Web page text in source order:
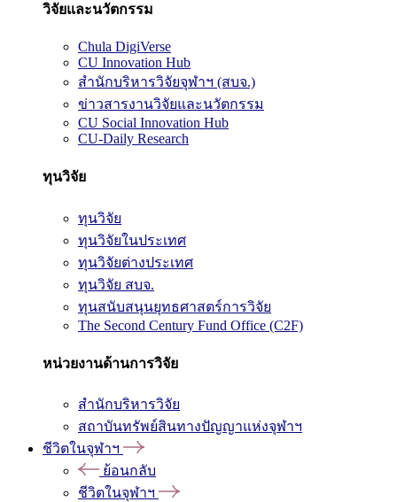
วิจัยและนวัตกรรม
Chula DigiVerse
CU Innovation Hub
สำนักบริหารวิจัยจุฬาฯ (สบจ.)
ข่าวสารงานวิจัยและนวัตกรรม
CU Social Innovation Hub
CU-Daily Research
ทุนวิจัย
ทุนวิจัย
ทุนวิจัยในประเทศ
ทุนวิจัยต่างประเทศ
ทุนวิจัย สบจ.
ทุนสนับสนุนยุทธศาสตร์การวิจัย
The Second Century Fund Office (C2F)
หน่วยงานด้านการวิจัย
สำนักบริหารวิจัย
สถาบันทรัพย์สินทางปัญญาแห่งจุฬาฯ
ชีวิตในจุฬาฯ
ย้อนกลับ
ชีวิตในจุฬาฯ